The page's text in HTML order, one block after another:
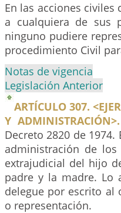
En las acciones
a cualquiera de sus
ninguno pudiere
procedimiento Civil
Notas de vigencia
Legislación Anterior
ARTÍCULO 307.
Y ADMINISTRACIÓN>.
Decreto 2820 de
administración de
extrajudicial del hijo
padre y la madre. Lo
delegue por escrito al
o representación.